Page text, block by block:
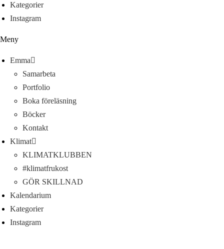
Kategorier
Instagram
Meny
Emma
Samarbeta
Portfolio
Boka föreläsning
Böcker
Kontakt
Klimat
KLIMATKLUBBEN
#klimatfrukost
GÖR SKILLNAD
Kalendarium
Kategorier
Instagram